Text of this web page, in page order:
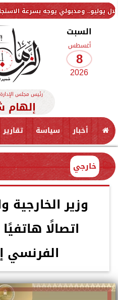
السبت
أغسطس
8
2026
رئيس مجلس
أخبار سياسة تقارير
خارجي
وزير الخارجية
اتصالًا
الفرنسي